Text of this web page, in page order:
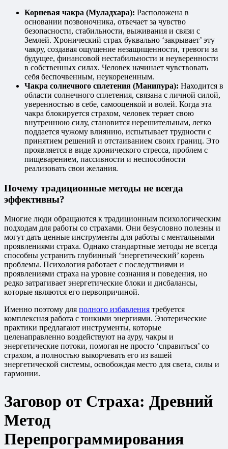
Корневая чакра (Муладхара): Расположена в
основании позвоночника, отвечает за чувство
безопасности, стабильности, выживания и связи с
Землей. Хронический страх буквально ‘закрывает’ эту
чакру, создавая ощущение незащищенности, тревоги за
будущее, финансовой нестабильности и неуверенности
в собственных силах. Человек начинает чувствовать
себя беспочвенным, неукорененным.
Чакра солнечного сплетения (Манипура): Находится в
области солнечного сплетения, связана с личной силой,
уверенностью в себе, самооценкой и волей. Когда эта
чакра блокируется страхом, человек теряет свою
внутреннюю силу, становится нерешительным, легко
поддается чужому влиянию, испытывает трудности с
принятием решений и отстаиванием своих границ. Это
проявляется в виде хронического стресса, проблем с
пищеварением, пассивности и неспособности
реализовать свои желания.
Почему традиционные методы не всегда
эффективны?
Многие люди обращаются к традиционным психологическим
подходам для работы со страхами. Они безусловно полезны и
могут дать ценные инструменты для работы с ментальными
проявлениями страха. Однако стандартные методы не всегда
способны устранить глубинный ‘энергетический’ корень
проблемы. Психология работает с последствиями и
проявлениями страха на уровне сознания и поведения, но
редко затрагивает энергетические блоки и дисбалансы,
которые являются его первопричиной.
Именно поэтому для полного избавления требуется
комплексная работа с тонкими энергиями. Эзотерические
практики предлагают инструменты, которые
целенаправленно воздействуют на ауру, чакры и
энергетические потоки, помогая не просто ‘справиться’ со
страхом, а полностью выкорчевать его из вашей
энергетической системы, освобождая место для света, силы и
гармонии.
Заговор от Страха: Древний
Метод
Перепрограммирования